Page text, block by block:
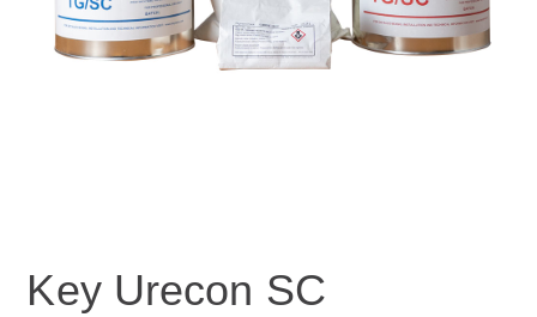
Key Urecon SC